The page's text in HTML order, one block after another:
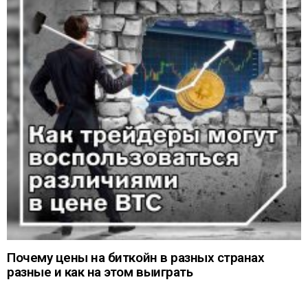
Почему цены на биткойн в разных странах
разные и как на этом выиграть